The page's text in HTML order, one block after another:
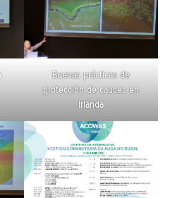
Buenas prácticas de
protección de cauces en
Irlanda